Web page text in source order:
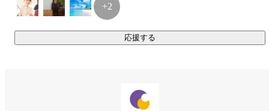
応援する
+2